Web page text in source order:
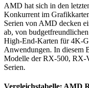
AMD hat sich in den
Konkurrent im
Serien von AMD decken
ab, von
High-End-Karten für 4K-
Anwendungen. In diesem
Modelle der RX-500, RX-
Serien.